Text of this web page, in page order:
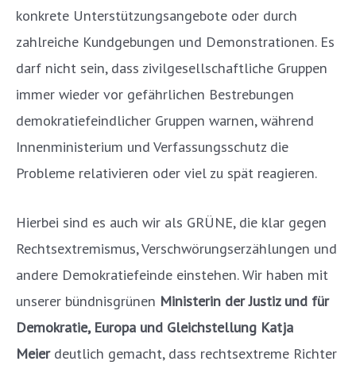
konkrete Unterstützungsangebote oder durch
zahlreiche Kundgebungen und Demonstrationen. Es
darf nicht sein, dass zivilgesellschaftliche Gruppen
immer wieder vor gefährlichen Bestrebungen
demokratiefeindlicher Gruppen warnen, während
Innenministerium und Verfassungsschutz die
Probleme relativieren oder viel zu spät reagieren.
Hierbei sind es auch wir als GRÜNE, die klar gegen
Rechtsextremismus, Verschwörungserzählungen und
andere Demokratiefeinde einstehen. Wir haben mit
unserer bündnisgrünen Ministerin der Justiz und für
Demokratie, Europa und Gleichstellung Katja
Meier deutlich gemacht, dass rechtsextreme Richter